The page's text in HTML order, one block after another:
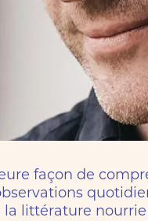
façon de
littérature